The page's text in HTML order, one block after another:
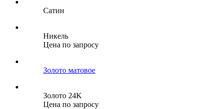
Сатин
Никель
Цена по запросу
Золото матовое
Золото 24K
Цена по запросу